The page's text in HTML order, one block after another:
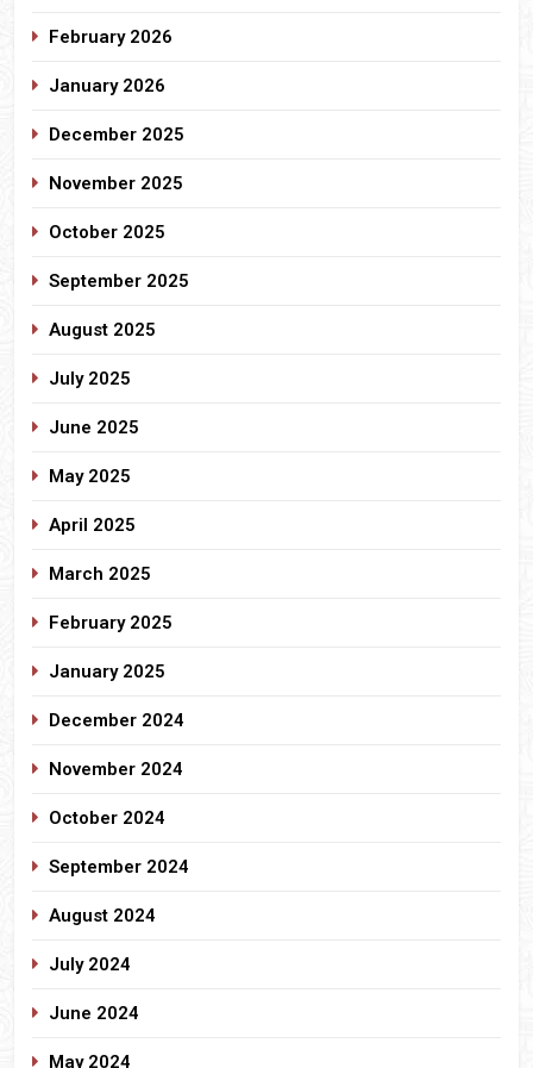
February 2026
January 2026
December 2025
November 2025
October 2025
September 2025
August 2025
July 2025
June 2025
May 2025
April 2025
March 2025
February 2025
January 2025
December 2024
November 2024
October 2024
September 2024
August 2024
July 2024
June 2024
May 2024